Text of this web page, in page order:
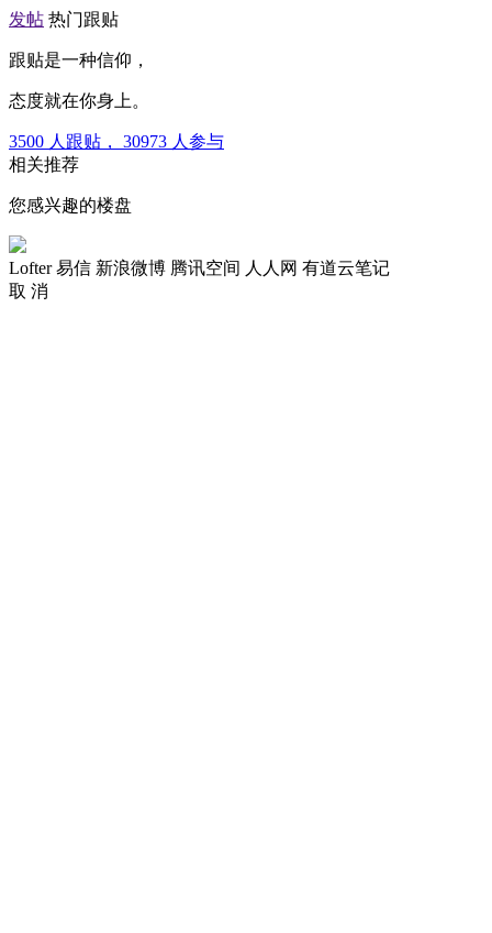
发帖 热门跟贴
跟贴是一种信仰，
态度就在你身上。
3500 人跟贴， 30973 人参与
相关推荐
您感兴趣的楼盘
Lofter 易信 新浪微博 腾讯空间 人人网 有道云笔记
取 消